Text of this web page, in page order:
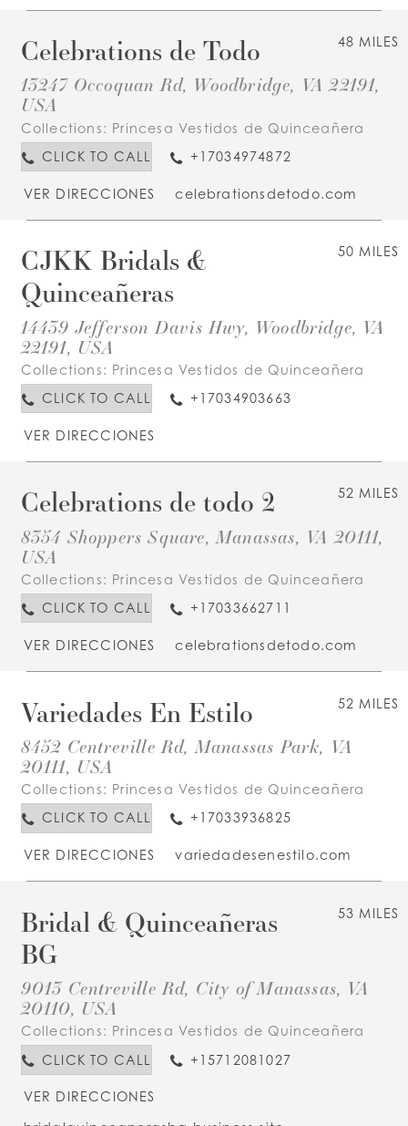
48 MILES
Celebrations de Todo
13247 Occoquan Rd, Woodbridge, VA 22191,
USA
Collections: Princesa Vestidos de Quinceañera
CLICK TO CALL
+17034974872
VER DIRECCIONES celebrationsdetodo.com
50 MILES
CJKK Bridals &
Quinceañeras
14439 Jefferson Davis Hwy, Woodbridge, VA
22191, USA
Collections: Princesa Vestidos de Quinceañera
CLICK TO CALL
+17034903663
VER DIRECCIONES
52 MILES
Celebrations de todo 2
8354 Shoppers Square, Manassas, VA 20111,
USA
Collections: Princesa Vestidos de Quinceañera
CLICK TO CALL
+17033662711
VER DIRECCIONES celebrationsdetodo.com
52 MILES
Variedades En Estilo
8452 Centreville Rd, Manassas Park, VA
20111, USA
Collections: Princesa Vestidos de Quinceañera
CLICK TO CALL
+17033936825
VER DIRECCIONES variedadesenestilo.com
53 MILES
Bridal & Quinceañeras
BG
9013 Centreville Rd, City of Manassas, VA
20110, USA
Collections: Princesa Vestidos de Quinceañera
CLICK TO CALL
+15712081027
VER DIRECCIONES